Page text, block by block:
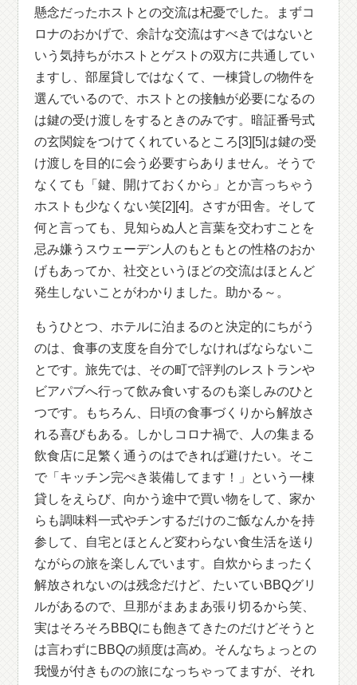
懸念だったホストとの交流は杞憂でした。まずコ
ロナのおかげで、余計な交流はすべきではないと
いう気持ちがホストとゲストの双方に共通してい
ますし、部屋貸しではなくて、一棟貸しの物件を
選んでいるので、ホストとの接触が必要になるの
は鍵の受け渡しをするときのみです。暗証番号式
の玄関錠をつけてくれているところ[3][5]は鍵の受
け渡しを目的に会う必要すらありません。そうで
なくても「鍵、開けておくから」とか言っちゃう
ホストも少なくない笑[2][4]。さすが田舎。そして
何と言っても、見知らぬ人と言葉を交わすことを
忌み嫌うスウェーデン人のもともとの性格のおか
げもあってか、社交というほどの交流はほとんど
発生しないことがわかりました。助かる～。
もうひとつ、ホテルに泊まるのと決定的にちがう
のは、食事の支度を自分でしなければならないこ
とです。旅先では、その町で評判のレストランや
ビアパブへ行って飲み食いするのも楽しみのひと
つです。もちろん、日頃の食事づくりから解放さ
れる喜びもある。しかしコロナ禍で、人の集まる
飲食店に足繁く通うのはできれば避けたい。そこ
で「キッチン完ぺき装備してます！」という一棟
貸しをえらび、向かう途中で買い物をして、家か
らも調味料一式やチンするだけのご飯なんかを持
参して、自宅とほとんど変わらない食生活を送り
ながらの旅を楽しんでいます。自炊からまったく
解放されないのは残念だけど、たいていBBQグリ
ルがあるので、旦那がまあまあ張り切るから笑、
実はそろそろBBQにも飽きてきたのだけどそうと
は言わずにBBQの頻度は高め。そんなちょっとの
我慢が付きものの旅になっちゃってますが、それ